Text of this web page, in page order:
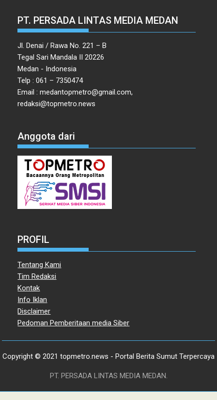
PT. PERSADA LINTAS MEDIA MEDAN
Jl. Denai / Rawa No. 221 – B
Tegal Sari Mandala II 20226
Medan - Indonesia
Telp : 061 – 7350474
Email : medantopmetro@gmail.com,
redaksi@topmetro.news
Anggota dari
PROFIL
Tentang Kami
Tim Redaksi
Kontak
Info Iklan
Disclaimer
Pedoman Pemberitaan media Siber
Copyright © 2021 topmetro.news - Portal Berita Sumut Terpercaya
PT. PERSADA LINTAS MEDIA MEDAN.